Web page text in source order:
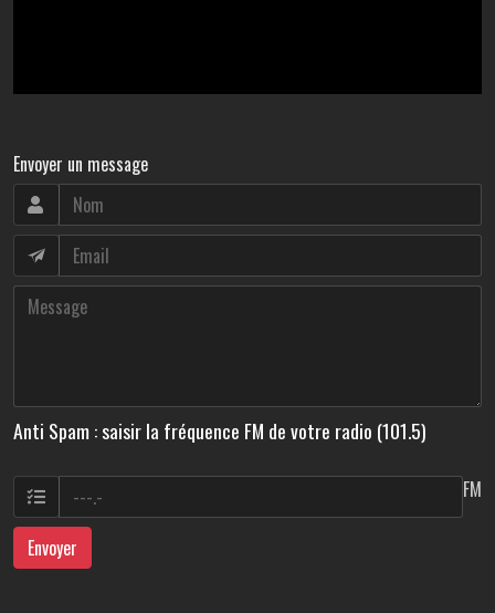
Envoyer un message
Anti Spam : saisir la fréquence FM de votre radio (101.5)
FM
Envoyer